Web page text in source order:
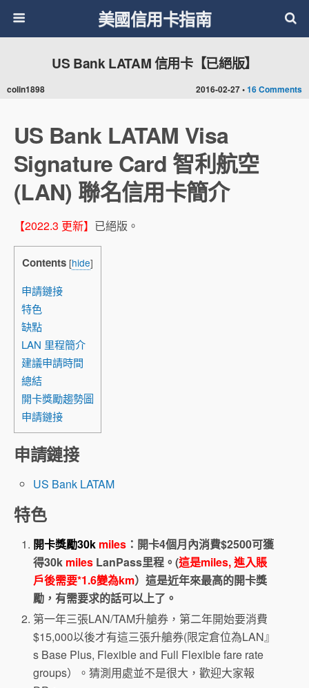
美國信用卡指南
2016-02-27 •16 Comments
US Bank LATAM 信用卡【已絕版】
colin1898
US Bank LATAM Visa
Signature Card 智利航空
(LAN) 聯名信用卡簡介
【2022.3 更新】 已絕版。
Contents [hide]
申請鏈接
特色
缺點
LAN 里程簡介
建議申請時間
總結
開卡獎勵趨勢圖
申請鏈接
申請鏈接
US Bank LATAM
特色
開卡獎勵30k miles ：開卡4個月內消費$2500可獲
得30k miles LanPass里程。(這是miles, 進入賬
戶後需要*1.6變為km）這是近年來最高的開卡獎
勵，有需要求的話可以上了。
第一年三張LAN/TAM升艙券，第二年開始要消費
$15,000以後才有這三張升艙券(限定倉位為LAN』
s Base Plus, Flexible and Full Flexible fare rate
groups）。猜測用處並不是很大，歡迎大家報